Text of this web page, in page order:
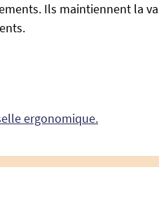
Ils maintiennent la
ergonomique.